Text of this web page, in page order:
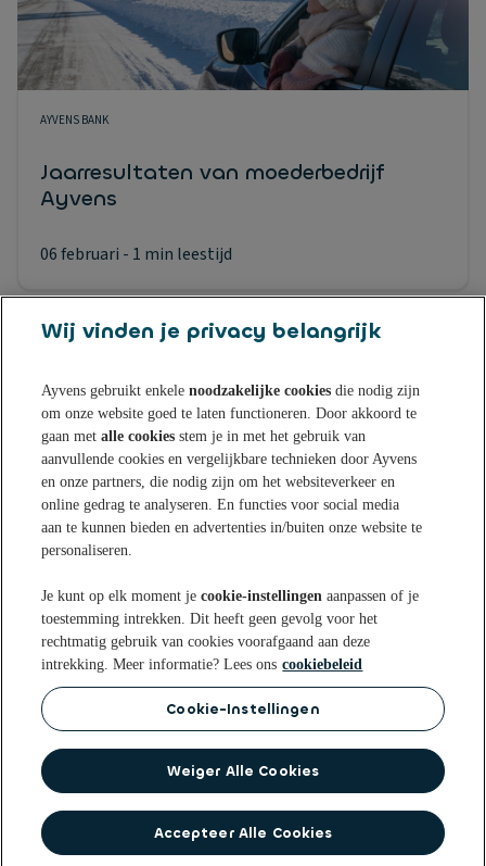
AYVENS BANK
Jaarresultaten van moederbedrijf
Ayvens
06 februari - 1 min leestijd
Sparen bij Ayvens Bank
Onze Online Spaarrekening
Onze Spaarvormen
Onze Sparen App
Actuele rentestanden
Open een Spaarrekening
Tips & Inspiratie
Nieuws
Aanmelden nieuwsbrief
Over ons
Duurzaamheid
Voorwaarden
Klantenservice
Veelgestelde vragen
Identificatie bij Ayvens Bank
Veilig Bankieren
Privacy statement PrivacyrechtenCookie
Op de hoogte blijven? Volg ons op
© 2026 Ayvens Bank
Wij vinden je privacy belangrijk
Ayvens gebruikt enkelenoodzakelijke cookies die nodig zijn
om onze website goed te laten functioneren. Door akkoord te
gaan metalle cookies stem je in met het gebruik van
aanvullende cookies en vergelijkbare technieken door Ayvens
en onze partners, die nodig zijn om het websiteverkeer en
online gedrag te analyseren. En functies voor social media
aan te kunnen bieden en advertenties in/buiten onze website te
personaliseren.
Je kunt op elk moment jecookie-instellingen aanpassen of je
toestemming intrekken. Dit heeft geen gevolg voor het
rechtmatig gebruik van cookies voorafgaand aan deze
intrekking. Meer informatie? Lees ons cookiebeleid
Cookie-Instellingen
Weiger Alle Cookies
Accepteer Alle Cookies